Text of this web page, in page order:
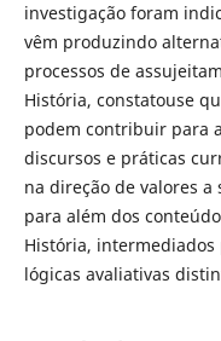
investigação foram
vêm produzindo
processos de
História, constatouse
podem contribuir para
discursos e práticas
na direção de valores
para além dos
História,
lógicas avaliativas